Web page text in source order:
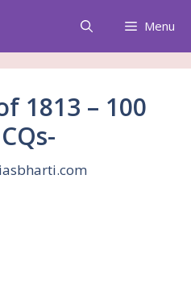
Menu
1813 – 100
iasbharti.com